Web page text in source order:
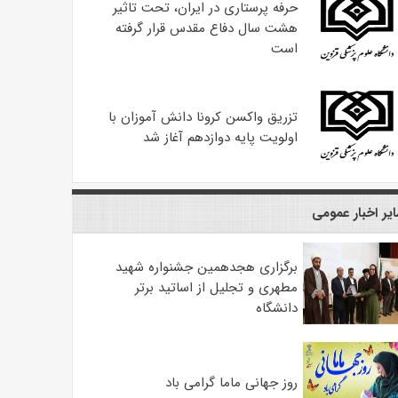
حرفه پرستاری در ایران، تحت تاثیر
هشت سال دفاع مقدس قرار گرفته
است
تزریق واکسن کرونا دانش آموزان با
اولویت پایه دوازدهم آغاز شد
اخبار عمومی
برگزاری هجدهمین جشنواره شهید
مطهری و تجلیل از اساتید برتر
دانشگاه
روز جهانی ماما گرامی باد